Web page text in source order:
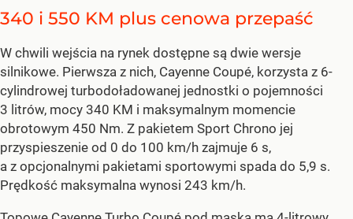
340 i 550 KM plus cenowa przepaść
W chwili wejścia na rynek dostępne są dwie wersje
silnikowe. Pierwsza z nich, Cayenne Coupé, korzysta z 6-
cylindrowej turbodoładowanej jednostki o pojemności
3 litrów, mocy 340 KM i maksymalnym momencie
obrotowym 450 Nm. Z pakietem Sport Chrono jej
przyspieszenie od 0 do 100 km/h zajmuje 6 s,
a z opcjonalnymi pakietami sportowymi spada do 5,9 s.
Prędkość maksymalna wynosi 243 km/h.